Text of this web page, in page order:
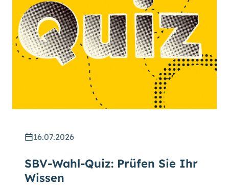
16.07.2026
SBV-Wahl-Quiz: Prüfen Sie Ihr
Wissen